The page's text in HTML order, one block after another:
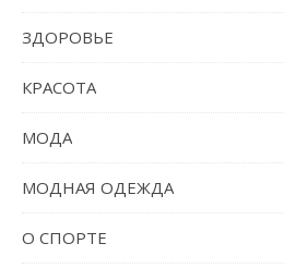
ЗДОРОВЬЕ
КРАСОТА
МОДА
МОДНАЯ ОДЕЖДА
О СПОРТЕ